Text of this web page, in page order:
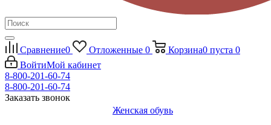
Сравнение0 Отложенные 0 Корзина0 пуста 0
ВойтиМой кабинет
8-800-201-60-74
8-800-201-60-74
Заказать звонок
Женская обувь